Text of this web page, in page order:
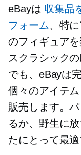
eBayは 収集品
フォーム、特
のフィギュア
スクラシック
でも、eBayは
個々のアイテ
販売します。
るか、野生に
たにとって最